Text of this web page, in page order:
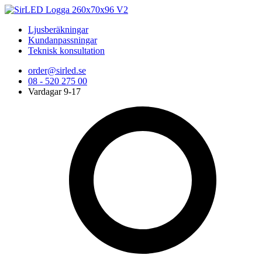
Ljusberäkningar
Kundanpassningar
Teknisk konsultation
order@sirled.se
08 - 520 275 00
Vardagar 9-17